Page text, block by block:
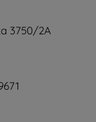
3750/2A